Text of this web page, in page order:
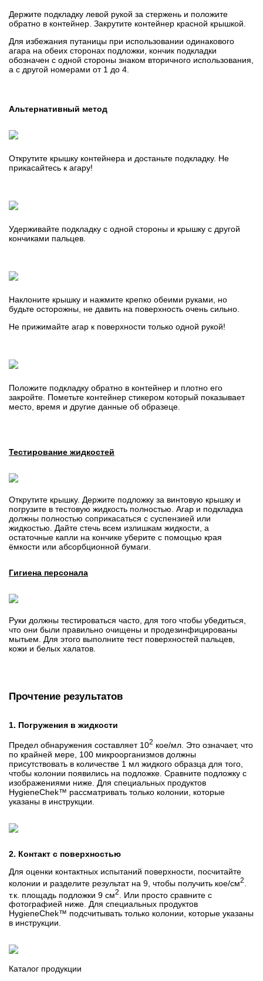
Держите подкладку левой рукой за стержень и положите
обратно в контейнер. Закрутите контейнер красной крышкой.
Для избежания путаницы при использовании одинакового
агара на обеих сторонах подложки, кончик подкладки
обозначен с одной стороны знаком вторичного использования,
а с другой номерами от 1 до 4.
Альтернативный метод
Открутите крышку контейнера и достаньте подкладку. Не
прикасайтесь к агару!
Удерживайте подкладку с одной стороны и крышку с другой
кончиками пальцев.
Наклоните крышку и нажмите крепко обеими руками, но
будьте осторожны, не давить на поверхность очень сильно.
Не прижимайте агар к поверхности только одной рукой!
Положите подкладку обратно в контейнер и плотно его
закройте. Пометьте контейнер стикером который показывает
место, время и другие данные об образеце.
Тестирование жидкостей
Открутите крышку. Держите подложку за винтовую крышку и
погрузите в тестовую жидкость полностью. Агар и подкладка
должны полностью соприкасаться с суспензией или
жидкостью. Дайте стечь всем излишкам жидкости, а
остаточные капли на кончике уберите с помощью края
ёмкости или абсорбционной бумаги.
Гигиена персонала
Руки должны тестироваться часто, для того чтобы убедиться,
что они были правильно очищены и продезинфицированы
мытьем. Для этого выполните тест поверхностей пальцев,
кожи и белых халатов.
Прочтение результатов
1. Погружения в жидкости
Предел обнаружения составляет 102 кое/мл. Это означает, что
по крайней мере, 100 микроорганизмов должны
присутствовать в количестве 1 мл жидкого образца для того,
чтобы колонии появились на подложке. Сравните подложку с
изображениями ниже. Для специальных продуктов
HygieneChek™ рассматривать только колонии, которые
указаны в инструкции.
2. Контакт с поверхностью
Для оценки контактных испытаний поверхности, посчитайте
колонии и разделите результат на 9, чтобы получить кое/см2
т.к. площадь подложки 9 см2
. Или просто сравните с
фотографией ниже. Для специальных продуктов
HygieneChek™ подсчитывать только колонии, которые указаны
в инструкции.
Каталог продукции